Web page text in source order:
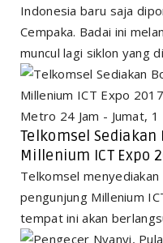
Indonesia baru saja
Cempaka. Badai ini
muncul lagi siklon yang
Metro 24 Jam - Jumat,
Telkomsel Sediakan
Millenium ICT Expo
Telkomsel
pengunjung Millenium
tempat ini akan